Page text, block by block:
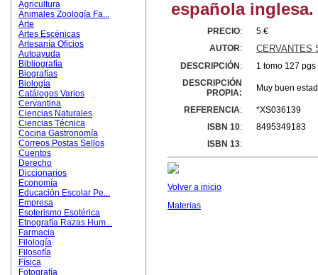
Agricultura
Animales Zoología Fa...
Arte
Artes Escénicas
Artesanía Oficios
Autoayuda
Bibliografía
Biografías
Biología
Catálogos Varios
Cervantina
Ciencias Naturales
Ciencias Técnica
Cocina Gastronomía
Correos Postas Sellos
Cuentos
Derecho
Diccionarios
Economía
Educación Escolar Pe...
Empresa
Esoterismo Esotérica
Etnografía Razas Hum...
Farmacia
Filología
Filosofía
Física
Fotografía
española
PRECIO:
5 €
AUTOR: CERVANTES
DESCRIPCIÓN :
1 tomo 127
DESCRIPCIÓN
PROPIA:
Muy buen
REFERENCIA:
*XS036139
ISBN 10:
8495349183
ISBN 13:
Volver a inicio
Materias